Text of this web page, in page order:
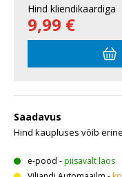
Hind kliendikaardiga
9,99 €
Saadavus
Hind kaupluses võib
e-pood -piisavalt laos